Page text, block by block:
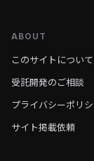
ABOUT
このサイトについて
受託開発のご相談
プライバシーポリ
サイト掲載依頼